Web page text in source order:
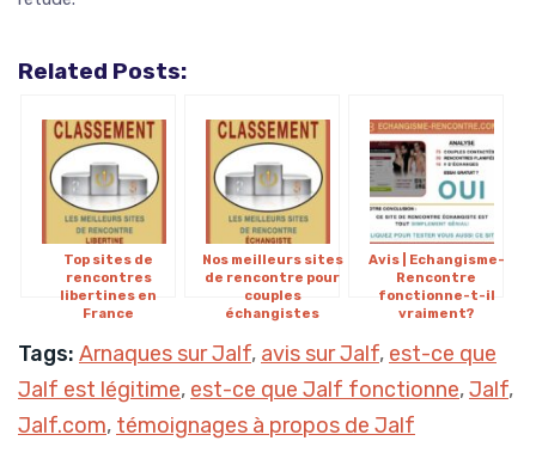
Related Posts:
Top sites de
rencontres
libertines en
France
Nos meilleurs sites
de rencontre pour
couples
échangistes
Avis | Echangisme-
Rencontre
fonctionne-t-il
vraiment?
Tags: Arnaques sur Jalf, avis sur Jalf, est-ce que
Jalf est légitime, est-ce que Jalf fonctionne,Jalf,
Jalf.com, témoignages à propos de Jalf